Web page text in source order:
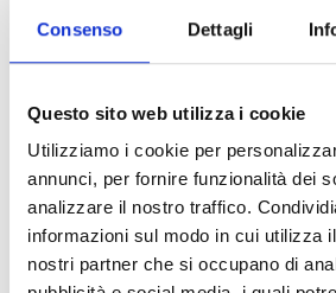
Consenso Dettagli
Questo sito web utilizza i cookie
Utilizziamo i cookie per
annunci, per fornire funzionalità dei
analizzare il nostro traffico.
informazioni sul modo in cui utilizza
nostri partner che si occupano di
Prossimi eventi
Feast of San Genesio, the
Terme- 24/08/2026 - 25/08/
giorno